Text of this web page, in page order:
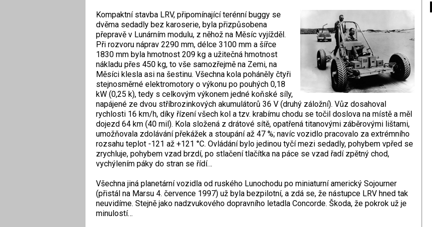
Kompaktní stavba LRV, připomínající terénní buggy se
dvěma sedadly bez karoserie, byla přizpůsobena
přepravě v Lunárním modulu, z něhož na Měsíc vyjížděl.
Při rozvoru náprav 2290 mm, délce 3100 mm a šířce
1830 mm byla hmotnost 209 kg a užitečná hmotnost
nákladu přes 450 kg, to vše samozřejmě na Zemi, na
Měsíci klesla asi na šestinu. Všechna kola poháněly čtyři
stejnosměrné elektromotory o výkonu po pouhých 0,18
kW (0,25 k), tedy s celkovým výkonem jedné koňské síly,
napájené ze dvou stříbrozinkových akumulátorů 36 V (druhý záložní). Vůz dosahoval
rychlosti 16 km/h, díky řízení všech kol a tzv. krabímu chodu se točil doslova na místě a měl
dojezd 64 km (40 mil). Kola složená z drátové sítě, opatřená titanovými záběrovými lištami,
umožňovala zdolávání překážek a stoupání až 47 %; navíc vozidlo pracovalo za extrémního
rozsahu teplot -121 až +121 °C. Ovládání bylo jedinou tyčí mezi sedadly, pohybem vpřed se
zrychluje, pohybem vzad brzdí, po stlačení tlačítka na páce se vzad řadí zpětný chod,
vychýlením páky do stran se řídí…
Všechna jiná planetární vozidla od ruského Lunochodu po miniaturní americký Sojourner
(přistál na Marsu 4. července 1997) už byla bezpilotní, a zdá se, že nástupce LRV hned tak
neuvidíme. Stejně jako nadzvukového dopravního letadla Concorde. Škoda, že pokrok už je
minulostí…